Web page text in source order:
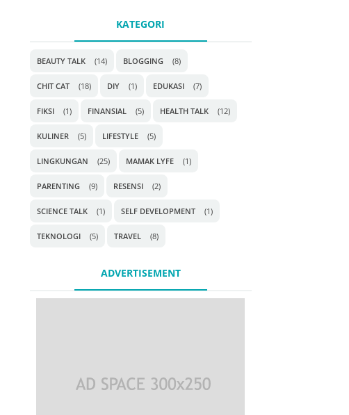
KATEGORI
BEAUTY TALK (14) BLOGGING (8)
CHIT CAT (18) DIY (1) EDUKASI (7)
FIKSI (1) FINANSIAL (5) HEALTH TALK (12)
KULINER (5) LIFESTYLE (5)
LINGKUNGAN (25) MAMAK LYFE (1)
PARENTING (9) RESENSI (2)
SCIENCE TALK (1) SELF DEVELOPMENT (1)
TEKNOLOGI (5) TRAVEL (8)
ADVERTISEMENT